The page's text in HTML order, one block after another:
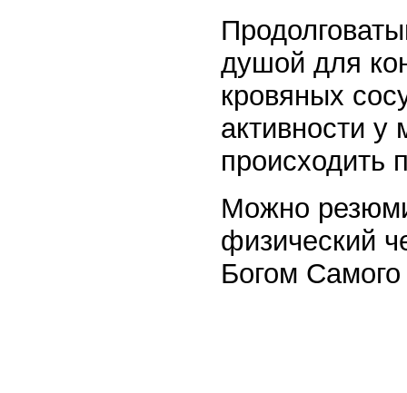
душой для
кровяных
активности у
происходить
Можно
физический
Богом